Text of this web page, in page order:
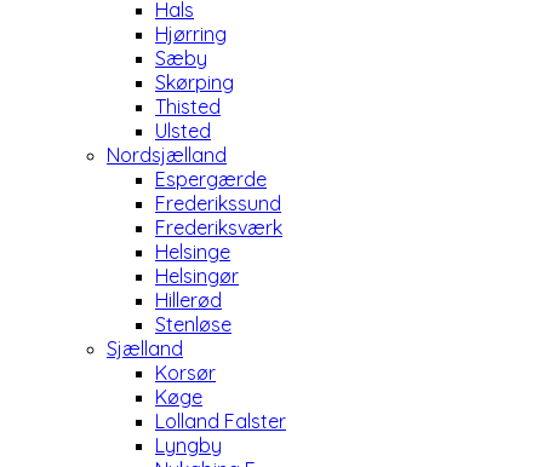
Hals
Hjørring
Sæby
Skørping
Thisted
Ulsted
Nordsjælland
Espergærde
Frederikssund
Frederiksværk
Helsinge
Helsingør
Hillerød
Stenløse
Sjælland
Korsør
Køge
Lolland Falster
Lyngby